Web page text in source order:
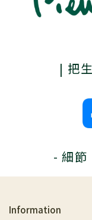
| 把
- 細節
Information